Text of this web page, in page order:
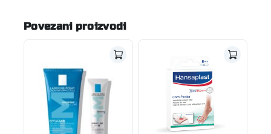
Povezani proizvodi